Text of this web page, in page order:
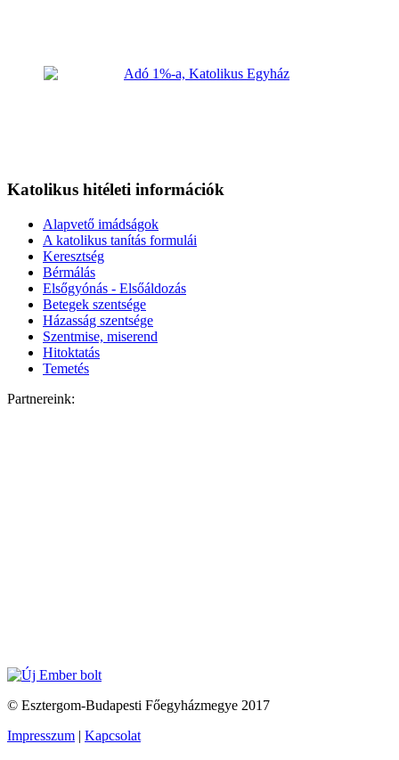
Katolikus hitéleti információk
Alapvető imádságok
A katolikus tanítás formulái
Keresztség
Bérmálás
Elsőgyónás - Elsőáldozás
Betegek szentsége
Házasság szentsége
Szentmise, miserend
Hitoktatás
Temetés
Partnereink:
© Esztergom-Budapesti Főegyházmegye 2017
Impresszum | Kapcsolat